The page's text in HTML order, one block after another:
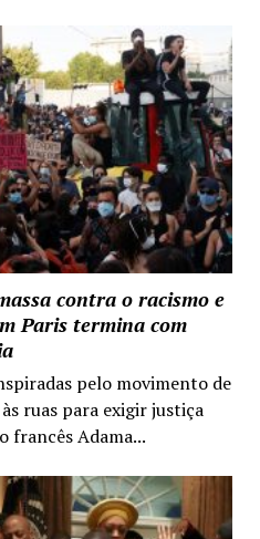
contra o racismo e
Paris termina com
pelo movimento de
ruas para exigir justiça
francês Adama...